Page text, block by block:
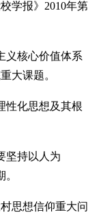
学报》2010年第
核心价值体系
大课题。
化思想及其根
持以人为
思想信仰重大问